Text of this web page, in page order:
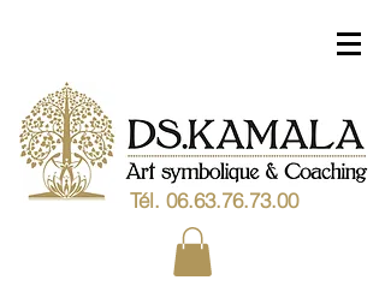
Tél. 06.63.76.73.00